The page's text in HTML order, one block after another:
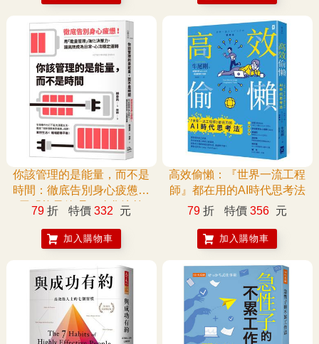
你該管理的是能量，而不是
時間：徹底告別身心疲憊！
用「能量管理」強化決策
穩定運轉
79 折 特價 332 元
加入購物車
高效偷懶：『世界一流工程
師』都在用的AI時代思考法
79 折 特價 356 元
加入購物車